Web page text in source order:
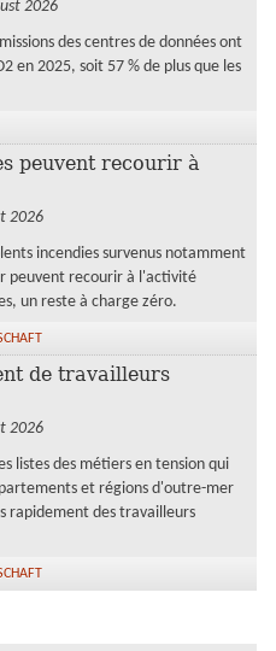
2026
des centres de données ont
en 2025, soit 57 % de plus que les
peuvent recourir à
2026
incendies survenus notamment
peuvent recourir à l'activité
un reste à charge zéro.
de travailleurs
2026
listes des métiers en tension qui
et régions d'outre-mer
rapidement des travailleurs